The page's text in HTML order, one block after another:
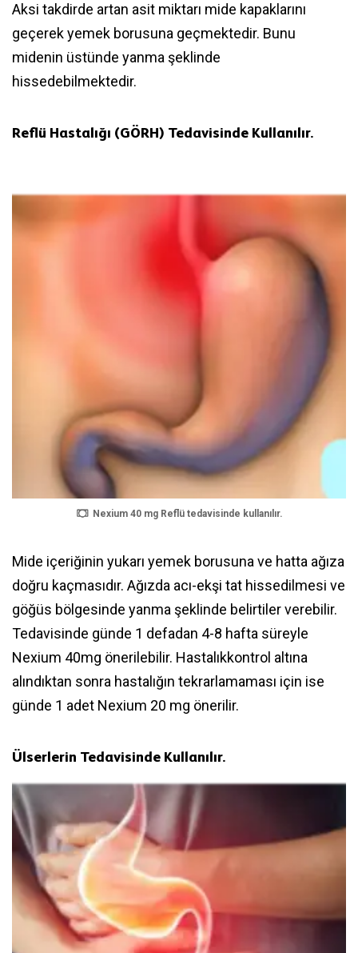
Aksi takdirde artan asit miktarı mide kapaklarını
geçerek yemek borusuna geçmektedir. Bunu
midenin üstünde yanma şeklinde
hissedebilmektedir.
Reflü Hastalığı (GÖRH) Tedavisinde Kullanılır.
Nexium 40 mg Reflü tedavisinde kullanılır.
Mide içeriğinin yukarı yemek borusuna ve hatta ağıza
doğru kaçmasıdır. Ağızda acı-ekşi tat hissedilmesi ve
göğüs bölgesinde yanma şeklinde belirtiler verebilir.
Tedavisinde günde 1 defadan 4-8 hafta süreyle
Nexium 40mg önerilebilir. Hastalıkkontrol altına
alındıktan sonra hastalığın tekrarlamaması için ise
günde 1 adet Nexium 20 mg önerilir.
Ülserlerin Tedavisinde Kullanılır.